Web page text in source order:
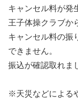
キャンセル料が発
王子体操クラブか
キャンセル料の振
できません。
振込が確認取れま
※天災などによる